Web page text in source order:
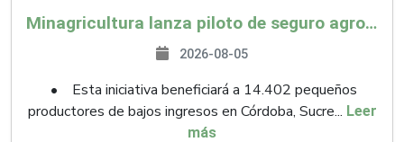
Minagricultura lanza piloto de seguro agropecuario por $9.625 millones para proteger a más de 14.000 pequeños productores contra riesgos del Fenómeno de El Niño
2026-08-05
• Esta iniciativa beneficiará a 14.402 pequeños
productores de bajos ingresos en Córdoba, Sucre... Leer
más